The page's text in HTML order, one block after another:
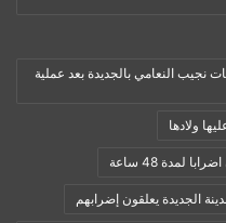
نجيب النعامي بالجديدة بعد عملية
ولادها
لمدة 48 ساعة
الجديدة يعلقون إضرابهم